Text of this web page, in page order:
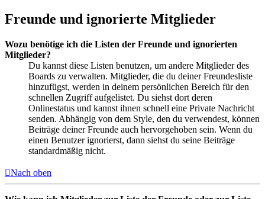
Freunde und ignorierte Mitglieder
Wozu benötige ich die Listen der Freunde und ignorierten
Mitglieder?
Du kannst diese Listen benutzen, um andere Mitglieder des
Boards zu verwalten. Mitglieder, die du deiner Freundesliste
hinzufügst, werden in deinem persönlichen Bereich für den
schnellen Zugriff aufgelistet. Du siehst dort deren
Onlinestatus und kannst ihnen schnell eine Private Nachricht
senden. Abhängig von dem Style, den du verwendest, können
Beiträge deiner Freunde auch hervorgehoben sein. Wenn du
einen Benutzer ignorierst, dann siehst du seine Beiträge
standardmäßig nicht.
Nach oben